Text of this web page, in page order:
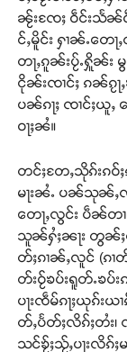
ၼႂ်းၸႄႈ ဝဵင်းသႅၼ်ဝီ
င်ႇမိူင်း ႁၢၼ်ႉတေႃ
တႃႇၵူၼ်းပႂ်ႉႁိူၼ်း
ငိုၼ်းၸၢင်ႈ ၵၼ်ၵႂႃ
ပၼ်ၵႃႈ ၸၢင်ႈယူႇ
ဝႃႈၼႆ။
တင်ႈတႄႇသိုၵ်းၵဝ်ႈ
မႃးၼႆႉ ပၼ်သုၼ်ႇလႆ
တေႃႇလွင်း ပဵၼ်တၢ
သူၼ်ႁႆႈၼႃး တွၼ်ႈတ
တ်ႈၵၢၼ်ႇလူင် (ၵၢတ်
တ်းဝႂ်ၶပ်းရူတ်ႉၶပ်းၵ
ပႃးၸဵမ်ၵႃႈယုၵ်းယၢ
တ်ႇပႅတ်ႈလိၵ်ႈတႆး၊
သင်ၶႂ်ႈသႂ်ႇပႃးလိၵ်